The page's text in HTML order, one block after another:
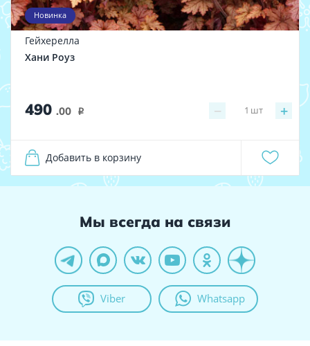
Новинка
Гейхерелла
Хани Роуз
490 .00 i − +
1 шт
Добавить в корзину
Мы всегда на связи
Viber Whatsapp